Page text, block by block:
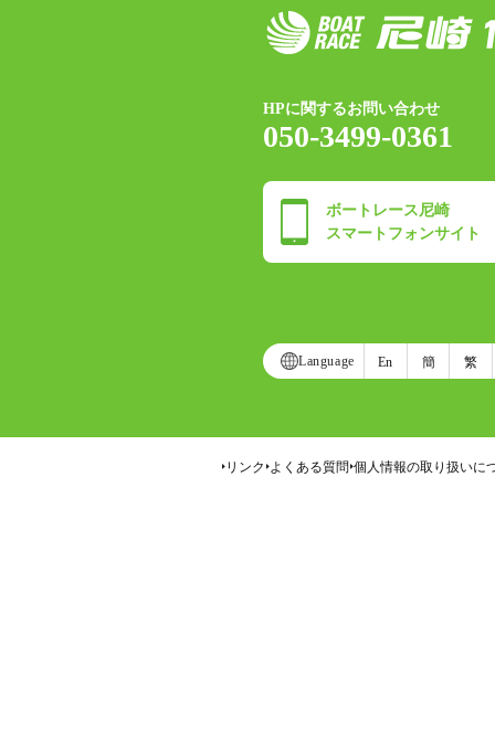
HPに関するお問い合わせ
050-3499-0361
ボートレース尼崎
スマートフォンサイト
Language En 簡 繁
リンク よくある質問 個人情報の取り扱いに